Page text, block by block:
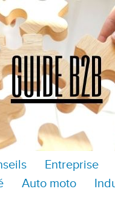
Entreprise
Auto moto